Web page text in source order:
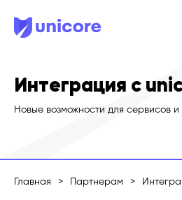
Интеграция с
Новые возможности для сервисов
Главная > Партнерам >